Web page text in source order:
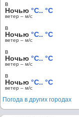
в
Ночью °C.. °C
ветер – м/c
в
Ночью °C.. °C
ветер – м/c
в
Ночью °C.. °C
ветер – м/c
в
Ночью °C.. °C
ветер – м/c
Погода в других городах